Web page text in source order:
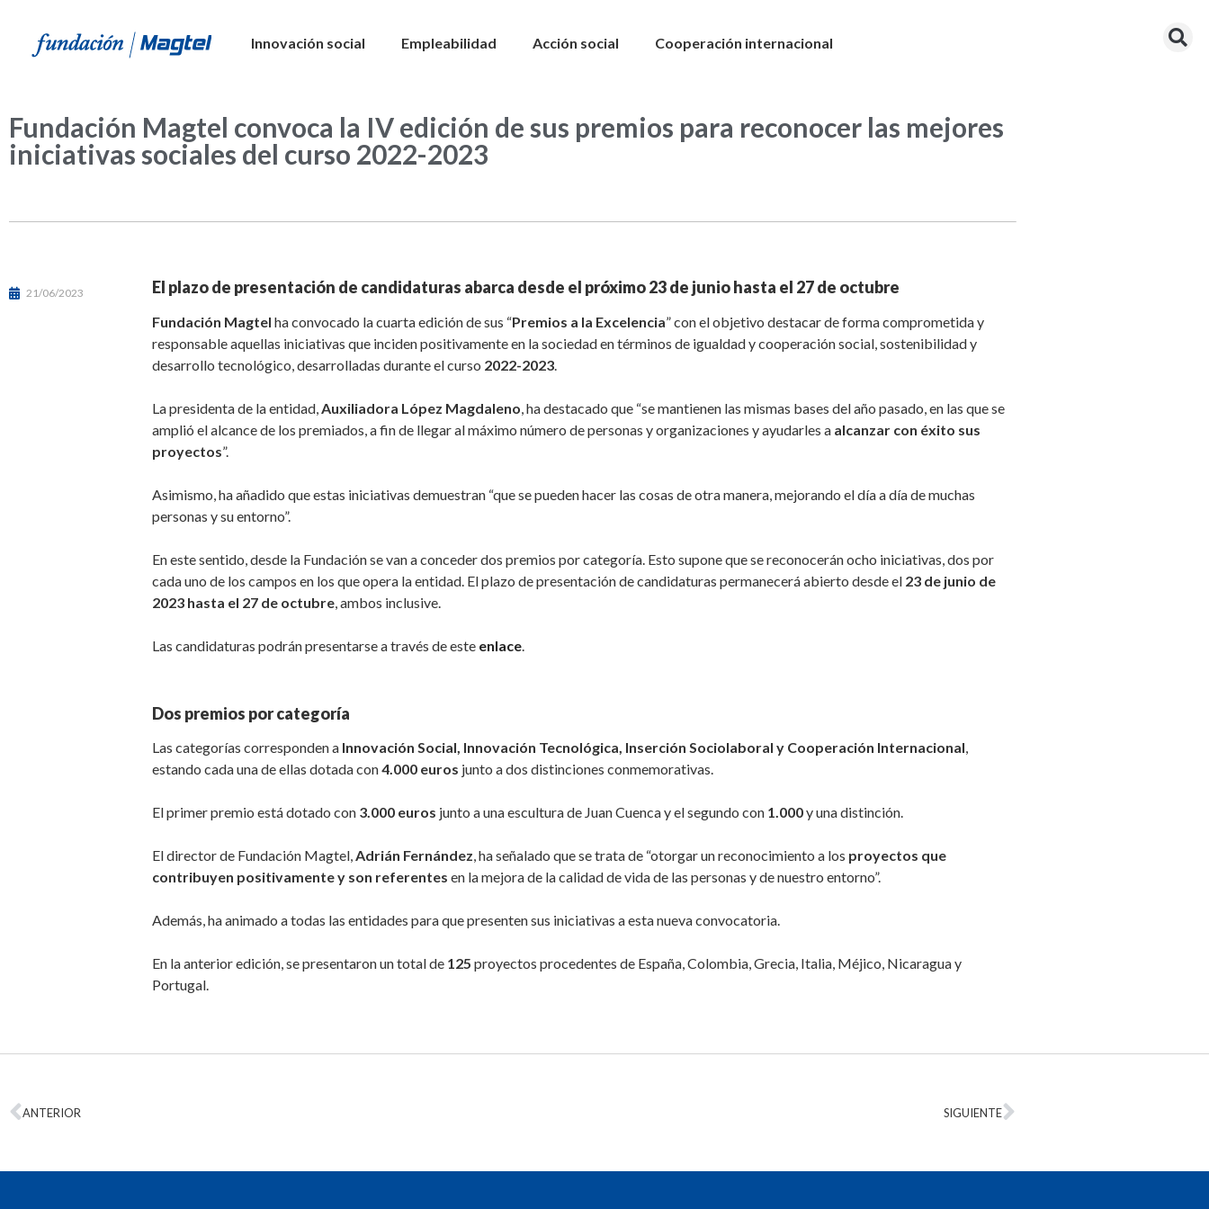
Innovación social Empleabilidad Acción social Cooperación internacional
Fundación Magtel convoca la IV edición de sus premios para reconocer las mejores
iniciativas sociales del curso 2022-2023
21/06/2023 El plazo de presentación de candidaturas abarca desde el próximo 23 de junio hasta el 27 de octubre
Fundación Magtel ha convocado la cuarta edición de sus “Premios a la Excelencia” con el objetivo destacar de forma comprometida y
responsable aquellas iniciativas que inciden positivamente en la sociedad en términos de igualdad y cooperación social, sostenibilidad y
desarrollo tecnológico, desarrolladas durante el curso 2022-2023.
La presidenta de la entidad, Auxiliadora López Magdaleno , ha destacado que “se mantienen las mismas bases del año pasado, en las que se
amplió el alcance de los premiados, a fin de llegar al máximo número de personas y organizaciones y ayudarles aalcanzar con éxito sus
proyectos”.
Asimismo, ha añadido que estas iniciativas demuestran “que se pueden hacer las cosas de otra manera, mejorando el día a día de muchas
personas y su entorno”.
En este sentido, desde la Fundación se van a conceder dos premios por categoría. Esto supone que se reconocerán ocho iniciativas, dos por
cada uno de los campos en los que opera la entidad. El plazo de presentación de candidaturas permanecerá abierto desde el 23 de junio de
2023 hasta el 27 de octubre, ambos inclusive.
Las candidaturas podrán presentarse a través de este enlace.
Dos premios por categoría
Las categorías corresponden a Innovación Social, Innovación Tecnológica, Inserción Sociolaboral y Cooperación Internacional,
estando cada una de ellas dotada con4.000 euros junto a dos distinciones conmemorativas.
El primer premio está dotado con 3.000 euros junto a una escultura de Juan Cuenca y el segundo con1.000y una distinción.
El director de Fundación Magtel,Adrián Fernández, ha señalado que se trata de “otorgar un reconocimiento a los proyectos que
contribuyen positivamente y son referentes en la mejora de la calidad de vida de las personas y de nuestro entorno”.
Además, ha animado a todas las entidades para que presenten sus iniciativas a esta nueva convocatoria.
En la anterior edición, se presentaron un total de 125 proyectos procedentes de España, Colombia, Grecia, Italia, Méjico, Nicaragua y
Portugal.
ANTERIOR SIGUIENTE